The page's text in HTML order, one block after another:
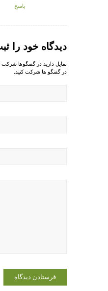
پاسخ
دیدگاه خود را
تمایل دارید در گفتگوها شرکت
در گفتگو ها شرکت کنید.